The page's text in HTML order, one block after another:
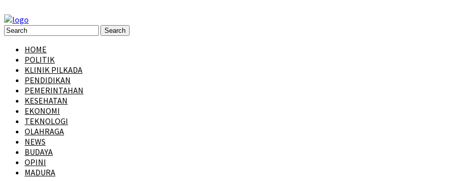
HOME
POLITIK
KLINIK PILKADA
PENDIDIKAN
PEMERINTAHAN
KESEHATAN
EKONOMI
TEKNOLOGI
OLAHRAGA
NEWS
BUDAYA
OPINI
MADURA